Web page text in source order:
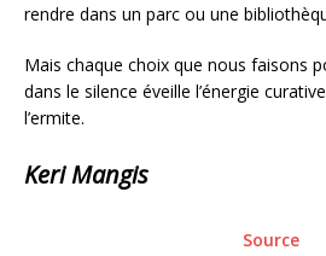
rendre dans un parc ou une
Mais chaque choix que nous faisons
dans le silence éveille l’énergie
l’ermite.
Keri Mangis
Source